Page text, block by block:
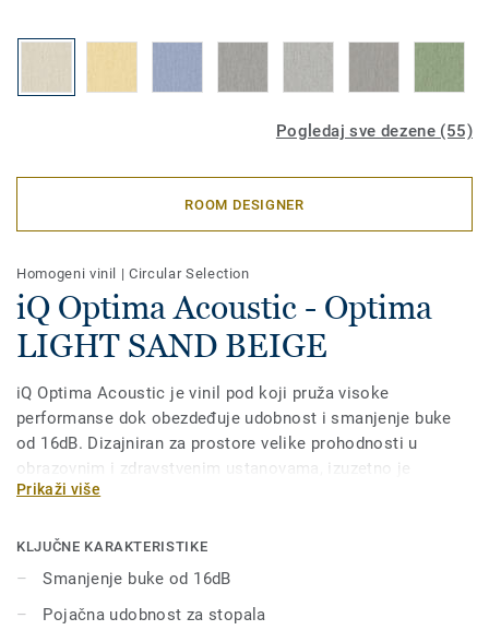
Pogledaj sve dezene (55)
ROOM DESIGNER
Homogeni vinil |Circular Selection
iQ Optima Acoustic - Optima
LIGHT SAND BEIGE
iQ Optima Acoustic je vinil pod koji pruža visoke
performanse dok obezdeđuje udobnost i smanjenje buke
od 16dB. Dizajniran za prostore velike prohodnosti u
obrazovnim i zdravstvenim ustanovama, izuzetno je
izdržljiv i otporan na habanje, mrlje i nagrizanje. Nema
dovoljno da se povrati prvobitan izgled poda. Njegovih 55
boja se uklapa sa drugim proizvodima i dodacima iz grupe
iQ Optima integrisanih rešenja.
Prikaži više
KLJUČNE KARAKTERISTIKE
Smanjenje buke od 16dB
Pojačna udobnost za stopala